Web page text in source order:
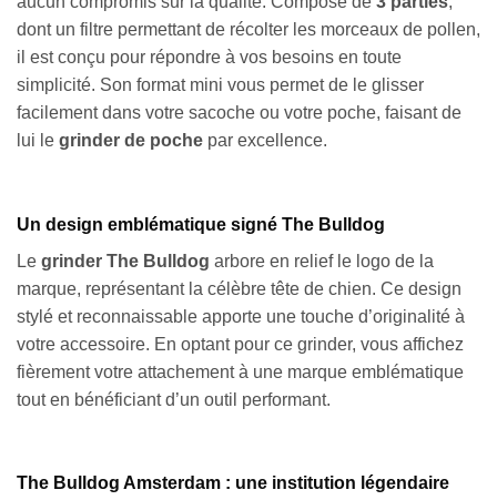
dont un filtre permettant de récolter les morceaux de pollen,
il est conçu pour répondre à vos besoins en toute
simplicité. Son format mini vous permet de le glisser
facilement dans votre sacoche ou votre poche, faisant de
lui le grinder de poche par excellence.
Un design emblématique signé The Bulldog
Le grinder The Bulldog arbore en relief le logo de la
marque, représentant la célèbre tête de chien. Ce design
stylé et reconnaissable apporte une touche d’originalité à
votre accessoire. En optant pour ce grinder, vous affichez
fièrement votre attachement à une marque emblématique
tout en bénéficiant d’un outil performant.
The Bulldog Amsterdam : une institution légendaire